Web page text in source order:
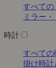
すべての
ミラー
時計
すべての
掛け時計